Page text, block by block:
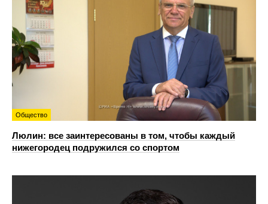
Общество
Люлин: все заинтересованы в том, чтобы каждый
нижегородец подружился со спортом